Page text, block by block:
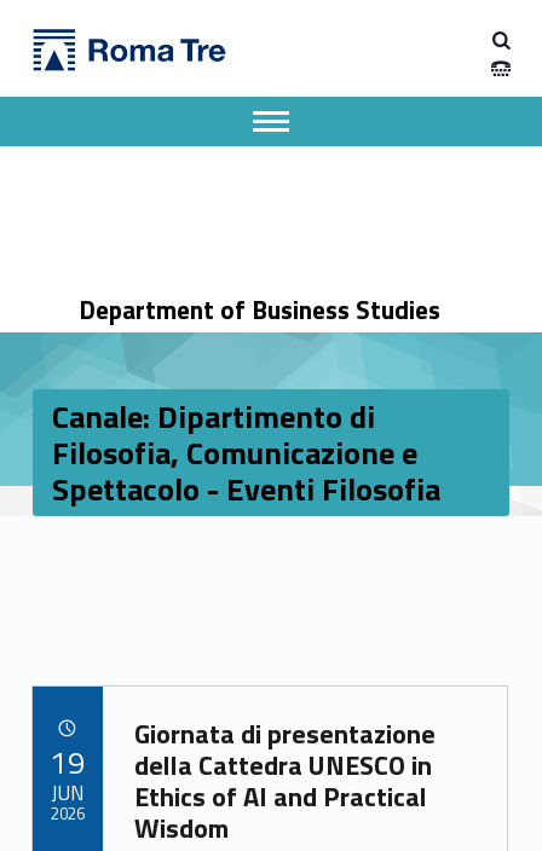
Canale: Dipartimento di Filosofia, Comunicazione e Spettacolo - Eventi Filosofia - Dipartimento di Economia Aziendale
Department of Business Studies
Apri il menu secondario
Header info sidebar
Canale: Dipartimento di
Filosofia, Comunicazione e
Spettacolo - Eventi Filosofia
Link identifier archive #link-archive-35477
Giornata di presentazione
della Cattedra UNESCO in
Ethics of AI and Practical
Wisdom
19
JUN
2026